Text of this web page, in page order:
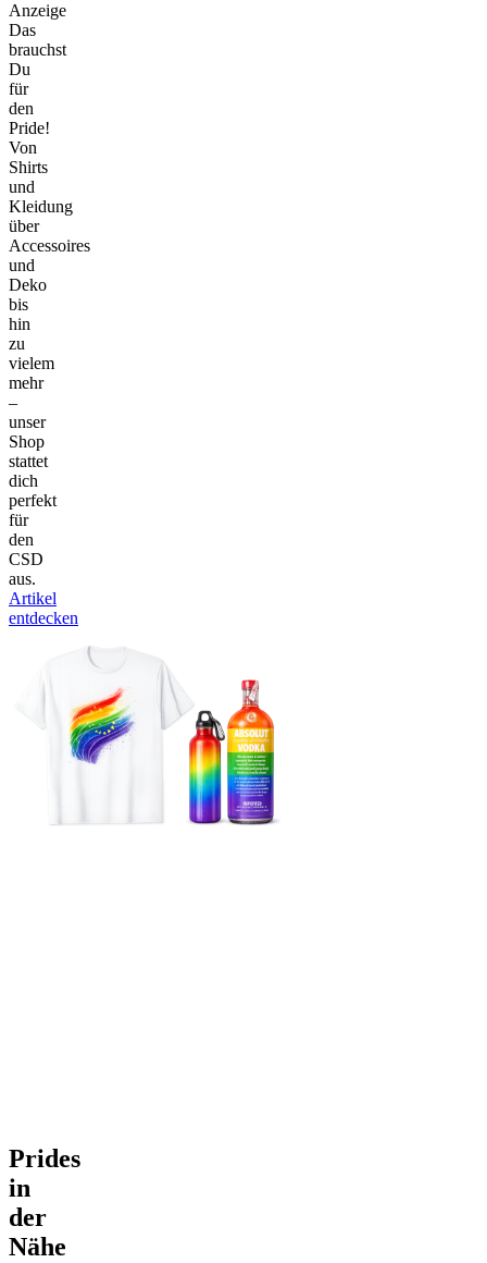
Anzeige
Das
brauchst
Du
für
den
Pride!
Von
Shirts
und
Kleidung
über
Accessoires
und
Deko
bis
hin
zu
vielem
mehr
–
unser
Shop
stattet
dich
perfekt
für
den
CSD
aus.
Artikel
entdecken
Prides
in
der
Nähe